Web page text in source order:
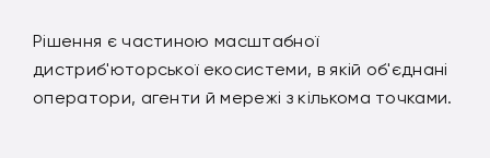
Рішення є частиною масштабної
дистриб'юторської екосистеми, в якій об'єднані
оператори, агенти й мережі з кількома точками.